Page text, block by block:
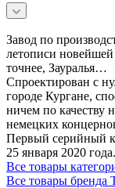
Завод по
летописи
точнее, Зауралья…
Спроектирован с
городе Кургане,
ничем по качеству
немецких
Первый серийный
25 января 2020 года.
Все товары
Все товары бренда